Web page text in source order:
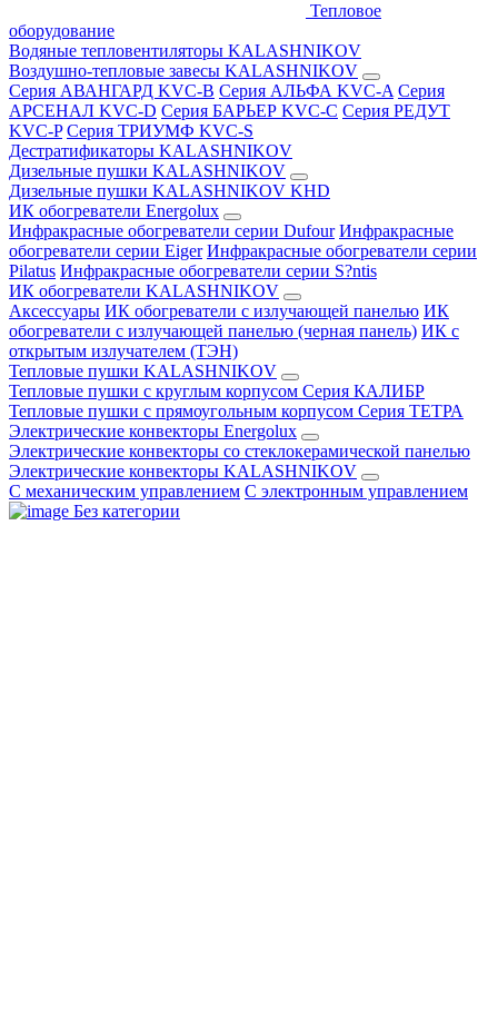
Тепловое
оборудование
Водяные тепловентиляторы KALASHNIKOV
Воздушно-тепловые завесы KALASHNIKOV
Серия АВАНГАРД KVC-B Серия АЛЬФА KVC-A Серия
АРСЕНАЛ KVC-D Серия БАРЬЕР KVC-C Серия РЕДУТ
KVC-P Серия ТРИУМФ KVC-S
Дестратификаторы KALASHNIKOV
Дизельные пушки KALASHNIKOV
Дизельные пушки KALASHNIKOV KHD
ИК обогреватели Energolux
Инфракрасные обогреватели серии Dufour Инфракрасные
обогреватели серии Eiger Инфракрасные обогреватели серии
Pilatus Инфракрасные обогреватели серии S?ntis
ИК обогреватели KALASHNIKOV
Аксессуары ИК обогреватели с излучающей панелью ИК
обогреватели с излучающей панелью (черная панель) ИК с
открытым излучателем (ТЭН)
Тепловые пушки KALASHNIKOV
Тепловые пушки с круглым корпусом Серия КАЛИБР
Тепловые пушки с прямоугольным корпусом Серия ТЕТРА
Электрические конвекторы Energolux
Электрические конвекторы со стеклокерамической панелью
Электрические конвекторы KALASHNIKOV
С механическим управлением С электронным управлением
Без категории